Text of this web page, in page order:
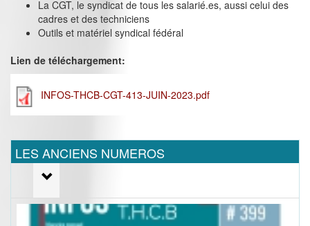
La CGT, le syndicat de tous les salarié.es, aussi celui des
cadres et des techniciens
Outils et matériel syndical fédéral
Lien de téléchargement:
INFOS-THCB-CGT-413-JUIN-2023.pdf
LES ANCIENS NUMEROS